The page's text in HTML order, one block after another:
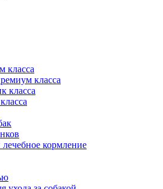
класса
класса
класса
лечебное кормление